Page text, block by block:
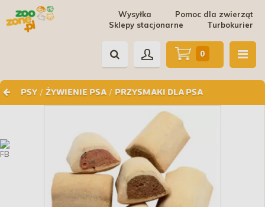
Pomoc dla zwierząt
Wysyłka
Turbokurier
Sklepy stacjonarne
PSY / ŻYWIENIE PSA / PRZYSMAKI DLA PSA
0